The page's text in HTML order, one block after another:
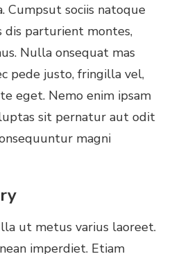
Cumpsut sociis natoque
dis parturient montes,
Nulla onsequat mas
pede justo, fringilla vel,
eget. Nemo enim ipsam
sit pernatur aut odit
magni
ut metus varius laoreet.
imperdiet. Etiam